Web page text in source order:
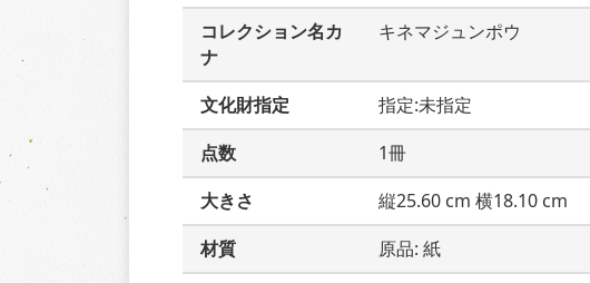
コレクション名カ
ナ
キネマジュンポウ
文化財指定
指定:未指定
点数
1冊
大きさ
縦25.60 cm 横18.10 cm
材質
原品: 紙